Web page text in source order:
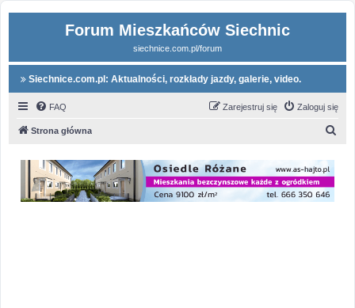
Forum Mieszkańców Siechnic
siechnice.com.pl/forum
Siechnice.com.pl: Aktualności, rozkłady jazdy, galerie, video.
FAQ Zaloguj się
Zarejestruj się
Strona główna